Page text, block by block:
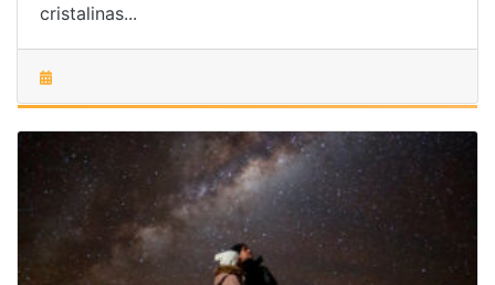
cristalinas...